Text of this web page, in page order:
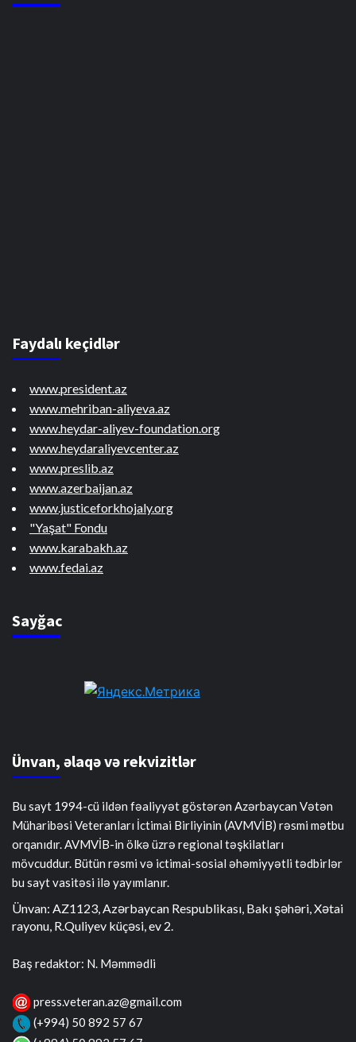
Faydalı keçidlər
www.president.az
www.mehriban-aliyeva.az
www.heydar-aliyev-foundation.org
www.heydaraliyevcenter.az
www.preslib.az
www.azerbaijan.az
www.justiceforkhojaly.org
"Yaşat" Fondu
www.karabakh.az
www.fedai.az
Sayğac
Ünvan, əlaqə və rekvizitlər
Bu sayt 1994-cü ildən fəaliyyət göstərən Azərbaycan Vətən
Müharibəsi Veteranları İctimai Birliyinin (AVMVİB) rəsmi mətbu
orqanıdır. AVMVİB-in ölkə üzrə regional təşkilatları
mövcuddur. Bütün rəsmi və ictimai-sosial əhəmiyyətli tədbirlər
bu sayt vasitəsi ilə yayımlanır.
Ünvan: AZ1123, Azərbaycan Respublikası, Bakı şəhəri, Xətai
rayonu, R.Quliyev küçəsi, ev 2.
Baş redaktor: N. Məmmədli
press.veteran.az@gmail.com
(+994) 50 892 57 67